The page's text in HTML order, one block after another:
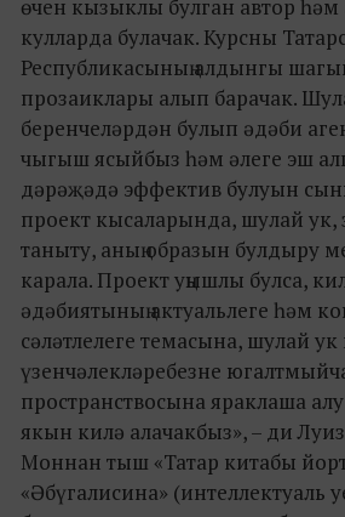
өчен кызыклы булган автор һәм
кулларда булачак. Курсны
Республикасының алдынгы
прозаиклары алып барачак.
беренчеләрдән булып әдәби
чыгыш ясыйбыз һәм әлеге эш
дәрәҗәдә эффектив булуын
проект кысаларында, шулай ук,
таныту, аның образын булдыру
карала. Проект уңышлы булса,
әдәбиятының актуальлеге һәм
сәләтлелеге темасына, шулай
үзенчәлекләребезне
пространствосына яраклаша
якын килә алачакбыз», – ди
Моннан тыш «Татар китабы
«Әбүгалисина» (интеллектуаль